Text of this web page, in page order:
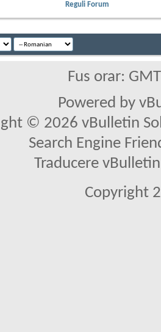
Reguli Forum
Fus orar:
Powered by
© 2026 vBulletin
Search Engine
Traducere
Copyright